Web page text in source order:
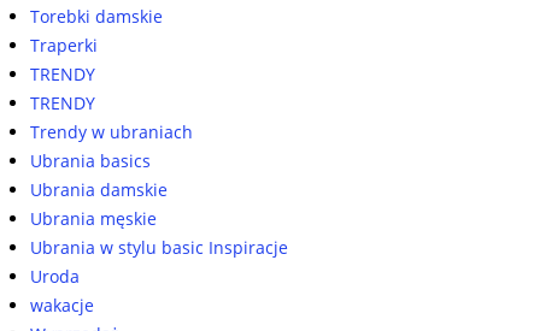
Torebki damskie
Traperki
TRENDY
TRENDY
Trendy w ubraniach
Ubrania basics
Ubrania damskie
Ubrania męskie
Ubrania w stylu basic Inspiracje
Uroda
wakacje